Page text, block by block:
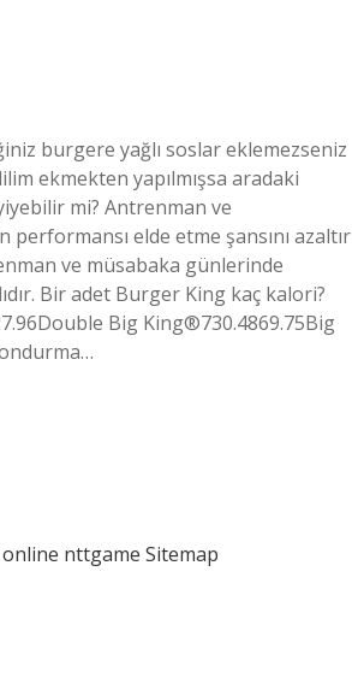
burgere yağlı soslar eklemezseniz
ekmekten yapılmışsa aradaki
mi? Antrenman ve
elde etme şansını azaltır
ve müsabaka günlerinde
Bir adet Burger King kaç kalori?
Big King®730.4869.75Big
nttgame Sitemap